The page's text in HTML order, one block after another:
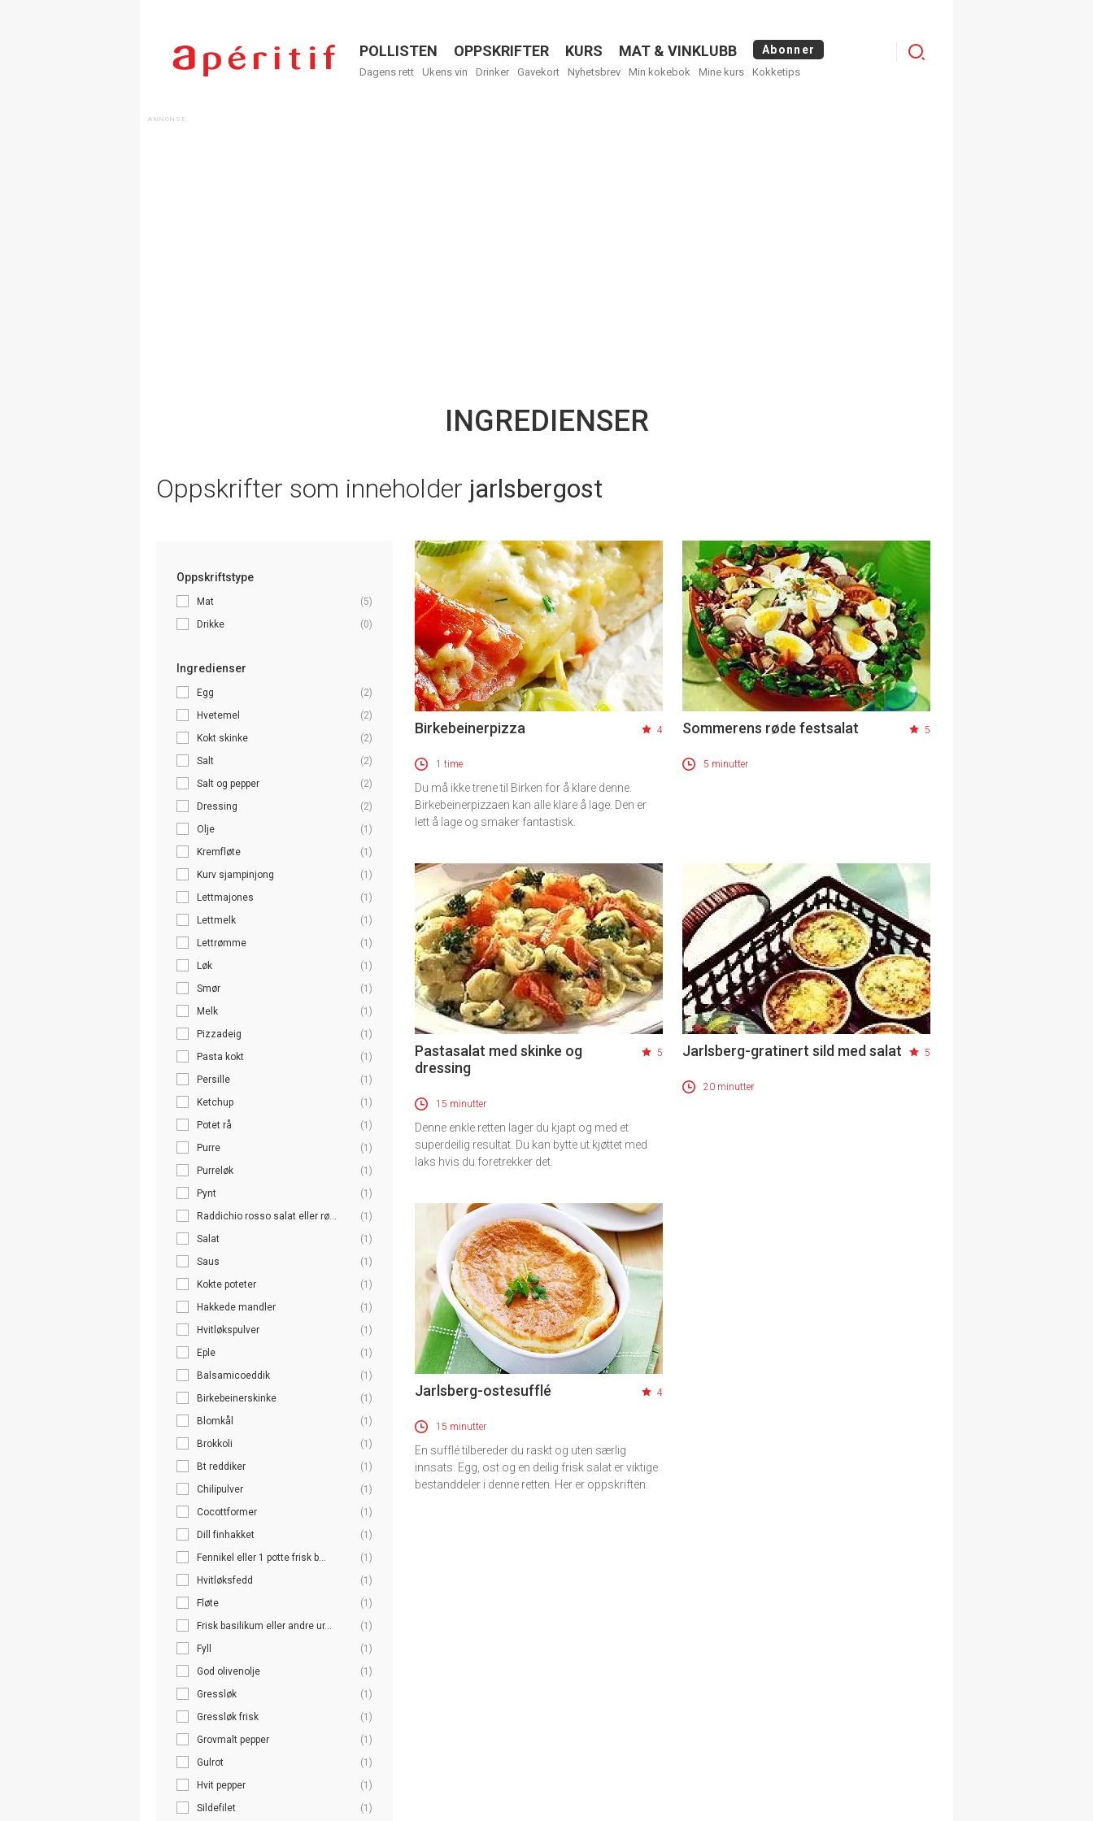
Menu
POLLISTEN OPPSKRIFTER KURS MAT & VINKLUBB Abonner
Dagens rett Ukens vin Drinker Gavekort Nyhetsbrev Min kokebok Mine kurs Kokketips
Logg
INGREDIENSER
Oppskrifter som inneholder jarlsbergost
Oppskriftstype
Mat
(5)
Drikke
(0)
Ingredienser
Egg
(2)
Hvetemel
(2)
Kokt skinke
(2)
Salt
(2)
Salt og pepper
(2)
Dressing
(2)
Olje
(1)
Kremfløte
(1)
Kurv sjampinjong
(1)
Lettmajones
(1)
Lettmelk
(1)
Lettrømme
(1)
Løk
(1)
Smør
(1)
Melk
(1)
Pizzadeig
(1)
Pasta kokt
(1)
Persille
(1)
Ketchup
(1)
Potet rå
(1)
Purre
(1)
Purreløk
(1)
Pynt
(1)
Raddichio rosso salat eller rø...
(1)
Salat
(1)
Saus
(1)
Kokte poteter
(1)
Hakkede mandler
(1)
Hvitløkspulver
(1)
Eple
(1)
Balsamicoeddik
(1)
Birkebeinerskinke
(1)
Blomkål
(1)
Brokkoli
(1)
Bt reddiker
(1)
Chilipulver
(1)
Cocottformer
(1)
Dill finhakket
(1)
Fennikel eller 1 potte frisk b...
(1)
Hvitløksfedd
(1)
Fløte
(1)
Frisk basilikum eller andre ur...
(1)
Fyll
(1)
God olivenolje
(1)
Gressløk
(1)
Gressløk frisk
(1)
Grovmalt pepper
(1)
Gulrot
(1)
Hvit pepper
(1)
Sildefilet
(1)
Birkebeinerpizza 4
1 time
Du må ikke trene til Birken for å klare denne.
Birkebeinerpizzaen kan alle klare å lage. Den er
lett å lage og smaker fantastisk.
Sommerens røde festsalat 5
5 minutter
Pastasalat med skinke og
dressing
5
15 minutter
Denne enkle retten lager du kjapt og med et
superdeilig resultat. Du kan bytte ut kjøttet med
laks hvis du foretrekker det.
Jarlsberg-gratinert sild med salat 5
20 minutter
Jarlsberg-ostesufflé 4
15 minutter
En sufflé tilbereder du raskt og uten særlig
innsats. Egg, ost og en deilig frisk salat er viktige
bestanddeler i denne retten. Her er oppskriften.